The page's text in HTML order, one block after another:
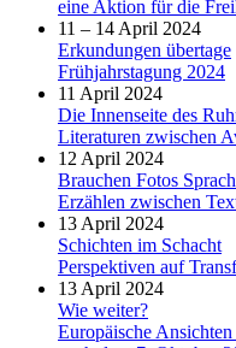
eine Aktion für die
11 – 14 April 2024
Erkundungen übertage
Frühjahrstagung 2024
11 April 2024
Die Innenseite des
Literaturen zwischen
12 April 2024
Brauchen Fotos
Erzählen zwischen
13 April 2024
Schichten im Schacht
Perspektiven auf
13 April 2024
Wie weiter?
Europäische